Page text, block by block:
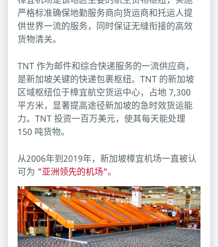
严格标准确保地勤服务商向货运商和托运人提
供世界一流的服务，同时保证无缝衔接的高效
货物清关。
TNT 作为邮件和综合快递服务的一流供应商，
是新加坡关键的快递包裹枢纽。TNT 的新加坡
区域枢纽位于樟宜航空货运中心，占地 7,300
平方米，显著提高途径新加坡的急时效货运能
力。TNT 投资一百万美元，使其每天能处理
150 吨货物。
从2006年到2019年，新加坡樟宜机场一直被认
可为 "亚洲领先的机场"。